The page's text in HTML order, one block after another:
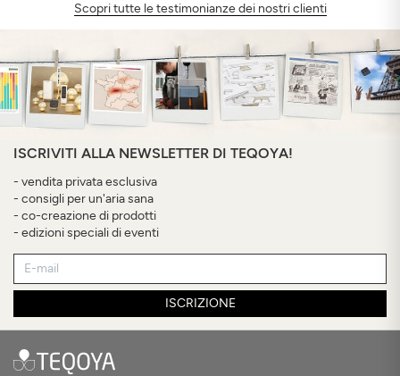
Scopri tutte le testimonianze dei nostri clienti
ISCRIVITI ALLA NEWSLETTER DI TEQOYA!
- vendita privata esclusiva
- consigli per un'aria sana
- co-creazione di prodotti
- edizioni speciali di eventi
ISCRIZIONE